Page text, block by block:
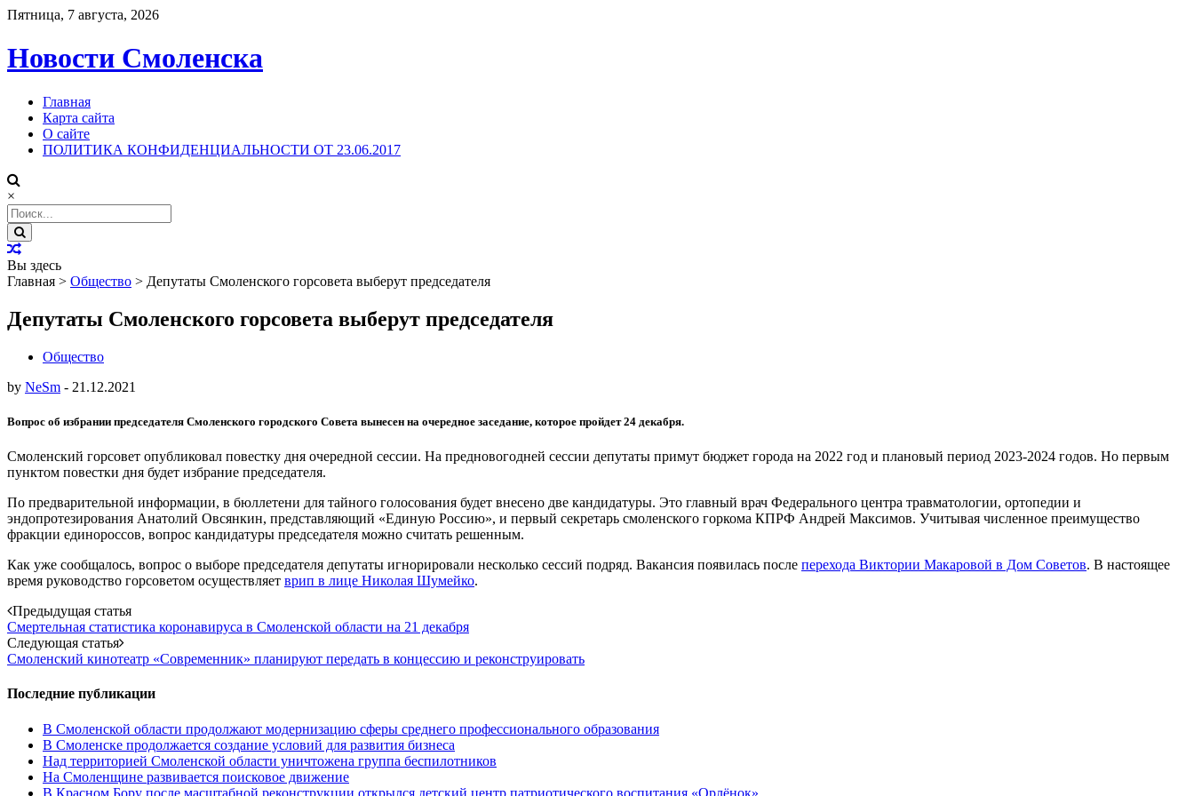
Пятница, 7 августа, 2026
Новости Смоленска
Главная
Карта сайта
О сайте
ПОЛИТИКА КОНФИДЕНЦИАЛЬНОСТИ ОТ 23.06.2017
×
Search
for:
Вы здесь
Главная > Общество > Депутаты Смоленского горсовета выберут председателя
Депутаты Смоленского горсовета выберут председателя
Общество
by NeSm - 21.12.2021
Вопрос об избрании председателя Смоленского городского Совета вынесен на очередное заседание, которое пройдет 24 декабря.
Смоленский горсовет опубликовал повестку дня очередной сессии. На предновогодней сессии депутаты примут бюджет города на 2022 год и плановый период 2023-2024 годов. Но первым
пунктом повестки дня будет избрание председателя.
По предварительной информации, в бюллетени для тайного голосования будет внесено две кандидатуры. Это главный врач Федерального центра травматологии, ортопедии и
эндопротезирования Анатолий Овсянкин, представляющий «Единую Россию», и первый секретарь смоленского горкома КПРФ Андрей Максимов. Учитывая численное преимущество
фракции единороссов, вопрос кандидатуры председателя можно считать решенным.
Как уже сообщалось, вопрос о выборе председателя депутаты игнорировали несколько сессий подряд. Вакансия появилась после перехода Виктории Макаровой в Дом Советов. В настоящее
время руководство горсоветом осуществляет врип в лице Николая Шумейко.
Post
navigation
Предыдущая статья
Смертельная статистика коронавируса в Смоленской области на 21 декабря
Следующая статья
Смоленский кинотеатр «Современник» планируют передать в концессию и реконструировать
Последние публикации
В Смоленской области продолжают модернизацию сферы среднего профессионального образования
В Смоленске продолжается создание условий для развития бизнеса
Над территорией Смоленской области уничтожена группа беспилотников
На Смоленщине развивается поисковое движение
В Красном Бору после масштабной реконструкции открылся детский центр патриотического воспитания «Орлёнок»